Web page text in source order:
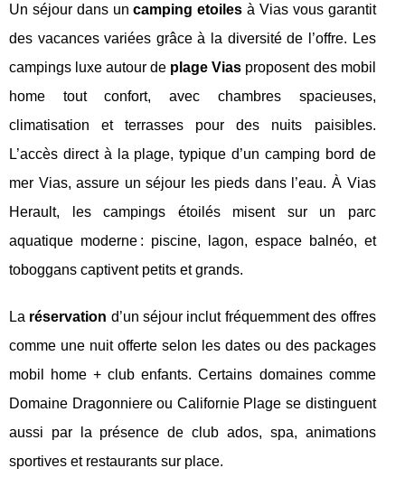
Un séjour dans uncamping etoiles à Vias vous garantit
des vacances variées grâce à la diversité de l’offre. Les
campings luxe autour de plage Vias proposent des mobil
home tout confort, avec chambres spacieuses,
climatisation et terrasses pour des nuits paisibles.
L’accès direct à la plage, typique d’un camping bord de
mer Vias, assure un séjour les pieds dans l’eau. À Vias
Herault, les campings étoilés misent sur un parc
aquatique moderne : piscine, lagon, espace balnéo, et
toboggans captivent petits et grands.
La réservation d’un séjour inclut fréquemment des offres
comme une nuit offerte selon les dates ou des packages
mobil home + club enfants. Certains domaines comme
Domaine Dragonniere ou Californie Plage se distinguent
aussi par la présence de club ados, spa, animations
sportives et restaurants sur place.